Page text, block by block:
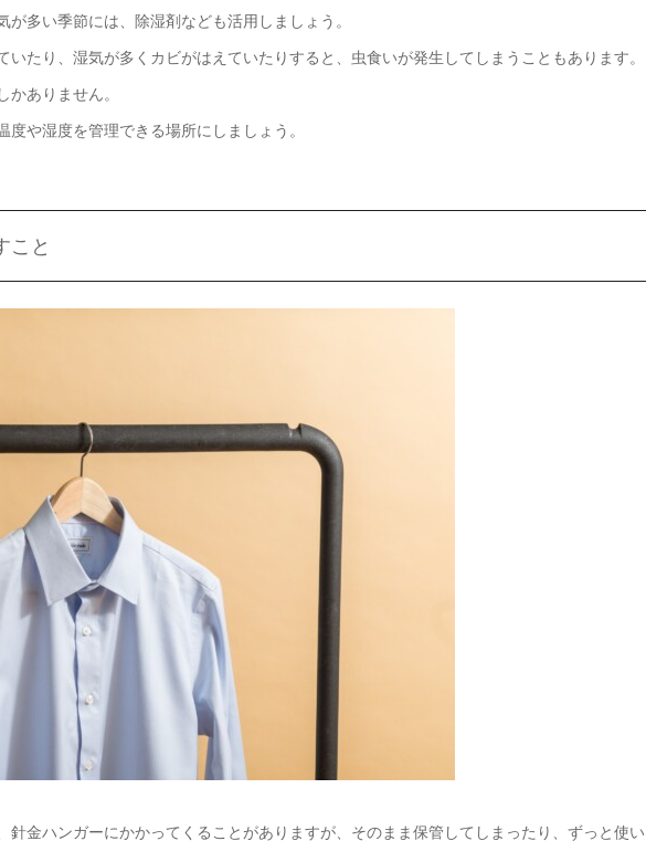
多い季節には、除湿剤なども活用しましょう。
いたり、湿気が多くカビがはえていたりすると、虫食いが発生してしまうこともあります。
かありません。
や湿度を管理できる場所にしましょう。
こと
針金ハンガーにかかってくることがありますが、そのまま保管してしまったり、ずっと使い